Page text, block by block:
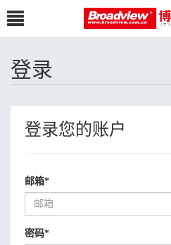
登录
登录您的账户
邮箱*
密码*